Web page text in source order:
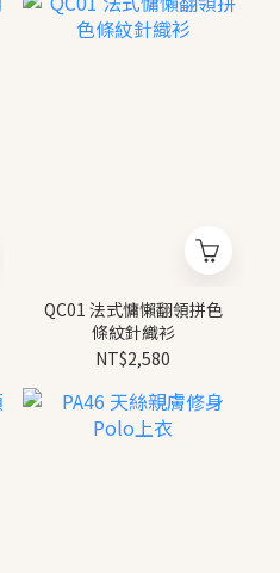
QC01 法式慵懶翻領拼色
條紋針織衫
NT$2,580